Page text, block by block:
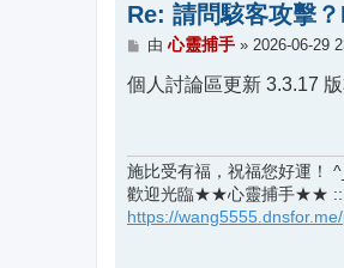
Re: 請問駭客攻擊
文
由 心靈捕手» 2026-06-29
個人討論區更新 3.3.17
施比受有福，祝福您好運！
歡迎光臨★★心靈捕手★★ ::
https://